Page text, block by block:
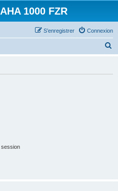
1000 FZR
Connexion
S’enregistrer
session